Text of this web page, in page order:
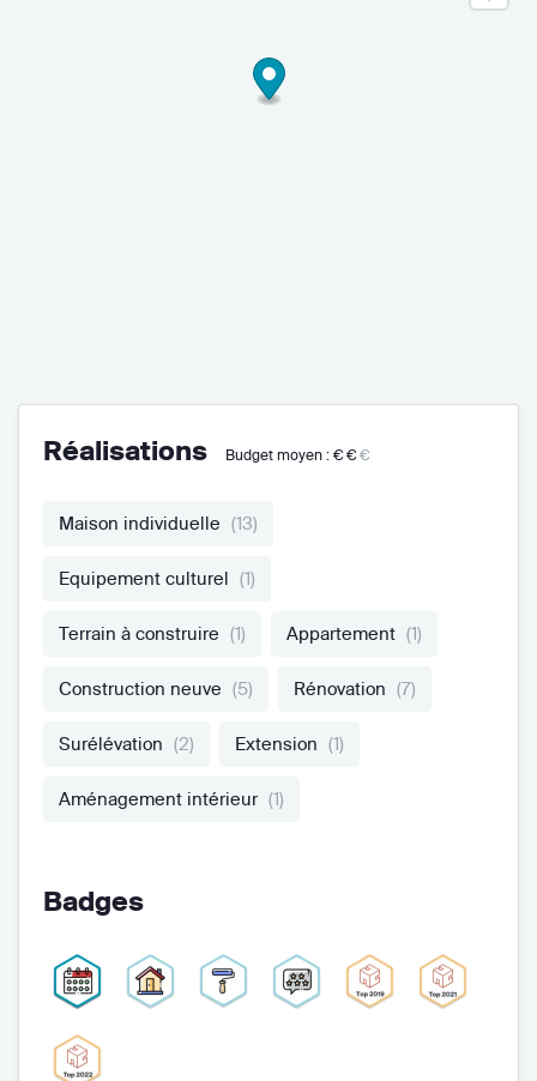
Réalisations Budget moyen : €€€
Maison individuelle (13)
Equipement culturel (1)
Terrain à construire (1) Appartement (1)
Construction neuve (5) Rénovation (7)
Surélévation (2) Extension (1)
Aménagement intérieur (1)
Badges